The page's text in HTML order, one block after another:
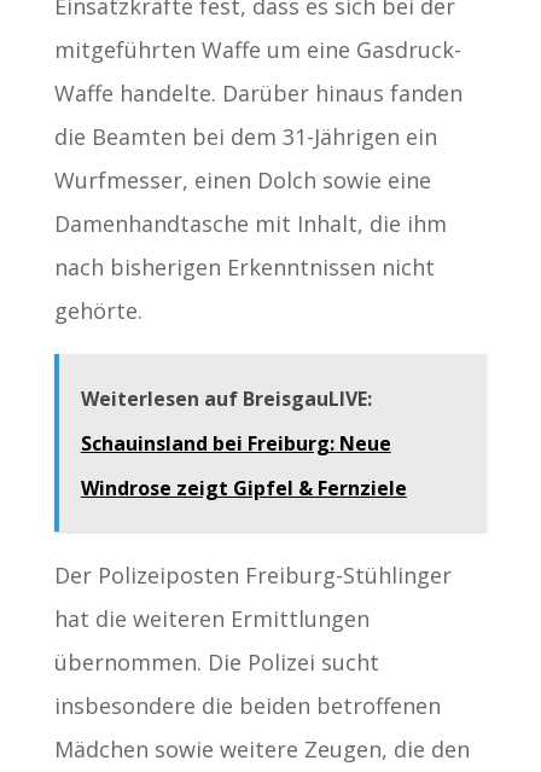
Einsatzkräfte fest, dass es sich bei der
mitgeführten Waffe um eine Gasdruck-
Waffe handelte. Darüber hinaus fanden
die Beamten bei dem 31-Jährigen ein
Wurfmesser, einen Dolch sowie eine
Damenhandtasche mit Inhalt, die ihm
nach bisherigen Erkenntnissen nicht
gehörte.
Weiterlesen auf BreisgauLIVE:
Schauinsland bei Freiburg: Neue
Windrose zeigt Gipfel & Fernziele
Der Polizeiposten Freiburg-Stühlinger
hat die weiteren Ermittlungen
übernommen. Die Polizei sucht
insbesondere die beiden betroffenen
Mädchen sowie weitere Zeugen, die den